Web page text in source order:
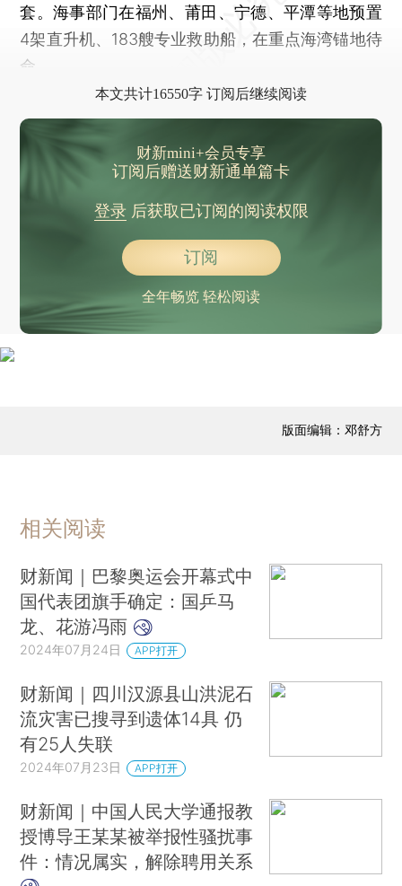
套。海事部门在福州、莆田、宁德、平潭等地预置
4架直升机、183艘专业救助船，在重点海湾锚地待
命。
本文共计16550字 订阅后继续阅读
财新mini+会员专享
订阅后赠送财新通单篇卡
登录后获取已订阅的阅读权限
订阅
全年畅览 轻松阅读
版面编辑：邓舒方
相关阅读
财新闻｜巴黎奥运会开幕式中
国代表团旗手确定：国乒马
龙、花游冯雨
2024年07月24日 APP打开
财新闻｜四川汉源县山洪泥石
流灾害已搜寻到遗体14具 仍
有25人失联
2024年07月23日 APP打开
财新闻｜中国人民大学通报教
授博导王某某被举报性骚扰事
件：情况属实，解除聘用关系